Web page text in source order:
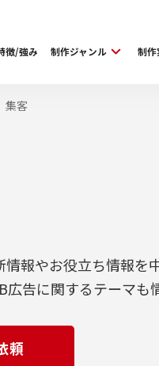
徴/強み 制作ジャンル 制作
集客
報やお役立ち情報を中
告に関するテーマも
頼